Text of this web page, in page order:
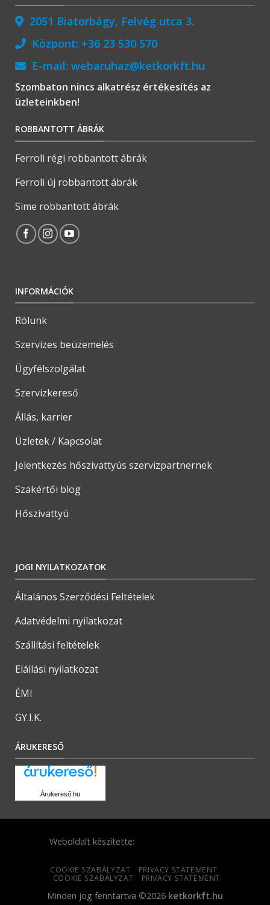
2051 Biatorbágy, Felvég utca 3.
Központ: +36 23 530 570
E-mail: webaruhaz@ketkorkft.hu
Szombaton nincs alkatrész értékesítés az
üzleteinkben!
ROBBANTOTT ÁBRÁK
Ferroli régi robbantott ábrák
Ferroli új robbantott ábrák
Sime robbantott ábrák
INFORMÁCIÓK
Rólunk
Szervizes beüzemelés
Ügyfélszolgálat
Szervizkereső
Állás, karrier
Üzletek / Kapcsolat
Jelentkezés hőszivattyús szervizpartnernek
Szakértői blog
Hőszivattyú
JOGI NYILATKOZATOK
Általános Szerződési Feltételek
Adatvédelmi nyilatkozat
Szállítási feltételek
Elállási nyilatkozat
ÉMI
GY.I.K.
ÁRUKERESŐ
Árukereső.hu
Weboldalt készítette:
COOKIE SZABÁLYZAT
PRIVACY STATEMENT
COOKIE SZABÁLYZAT
PRIVACY STATEMENT
Minden jog fenntartva ©2026 ketkorkft.hu